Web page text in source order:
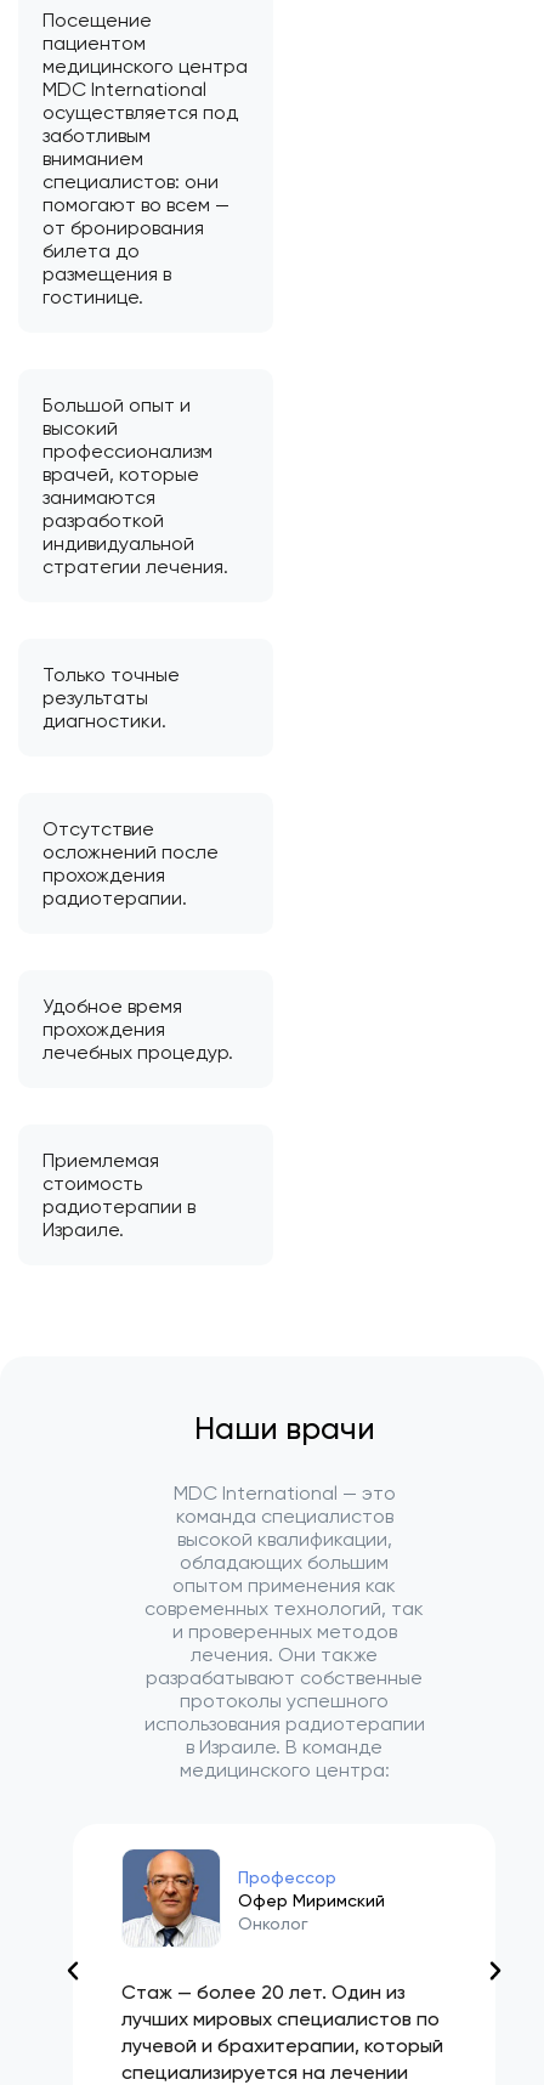
Посещение
пациентом
медицинского центра
MDC International
осуществляется под
заботливым
вниманием
специалистов: они
помогают во всем —
от бронирования
билета до
размещения в
гостинице.
Большой опыт и
высокий
профессионализм
врачей, которые
занимаются
разработкой
индивидуальной
стратегии лечения.
Только точные
результаты
диагностики.
Отсутствие
осложнений после
прохождения
радиотерапии.
Удобное время
прохождения
лечебных процедур.
Приемлемая
стоимость
радиотерапии в
Израиле.
Наши врачи
MDC International — это
команда специалистов
высокой квалификации,
обладающих большим
опытом применения как
современных технологий, так
и проверенных методов
лечения. Они также
разрабатывают собственные
протоколы успешного
использования радиотерапии
в Израиле. В команде
медицинского центра:
Стаж — более 20 лет. Один из
лучших мировых специалистов по
лучевой и брахитерапии, который
специализируется на лечении
Профессор
Офер Миримский
Онколог